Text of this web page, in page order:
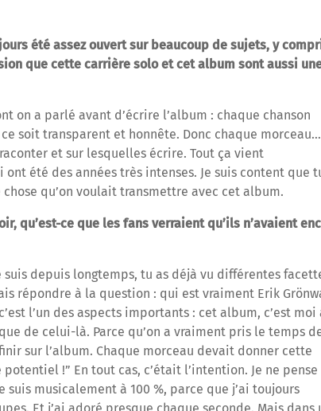
été assez ouvert sur beaucoup de sujets, y
que cette carrière solo et cet album sont aussi
on a parlé avant d’écrire l’album : chaque chanson
soit transparent et honnête. Donc chaque morceau…
et sur lesquelles écrire. Tout ça vient
été des années très intenses. Je suis content que
qu’on voulait transmettre avec cet album.
qu’est-ce que les fans verraient qu’ils n’avaient
depuis longtemps, tu as déjà vu différentes
répondre à la question : qui est vraiment Erik
l’un des aspects importants : cet album, c’est moi
de celui-là. Parce qu’on a vraiment pris le temps
sur l’album. Chaque morceau devait donner cette
!” En tout cas, c’était l’intention. Je ne pense
musicalement à 100 %, parce que j’ai toujours